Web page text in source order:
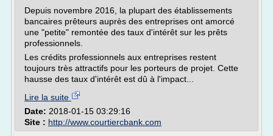
Depuis novembre 2016, la plupart des établissements
bancaires prêteurs auprès des entreprises ont amorcé
une "petite" remontée des taux d'intérêt sur les prêts
professionnels.
Les crédits professionnels aux entreprises restent
toujours très attractifs pour les porteurs de projet. Cette
hausse des taux d'intérêt est dû à l'impact...
Lire la suite
Date: 2018-01-15 03:29:16
Site : http://www.courtiercbank.com